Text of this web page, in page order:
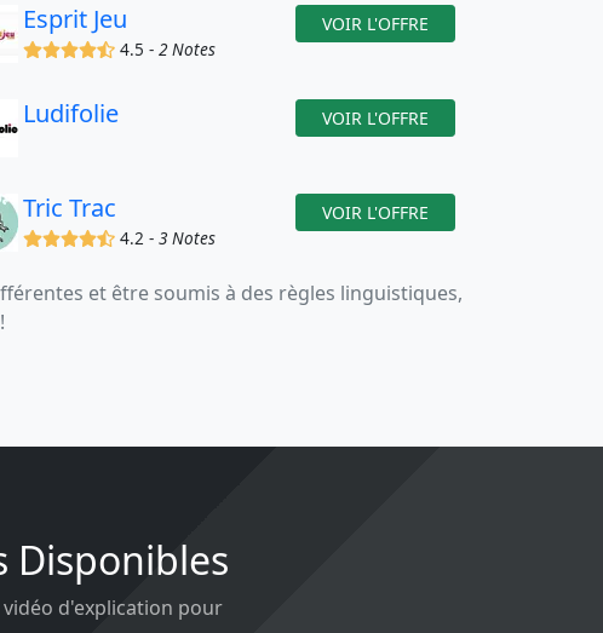
Esprit Jeu
(x)(x)(x)(x)(,)
4.5 - 2 Notes
VOIR L'OFFRE
Ludifolie VOIR L'OFFRE
Tric Trac
(x)(x)(x)(x)(,)
4.2 - 3 Notes
VOIR L'OFFRE
et être soumis à des règles linguistiques,
Disponibles
d'explication pour